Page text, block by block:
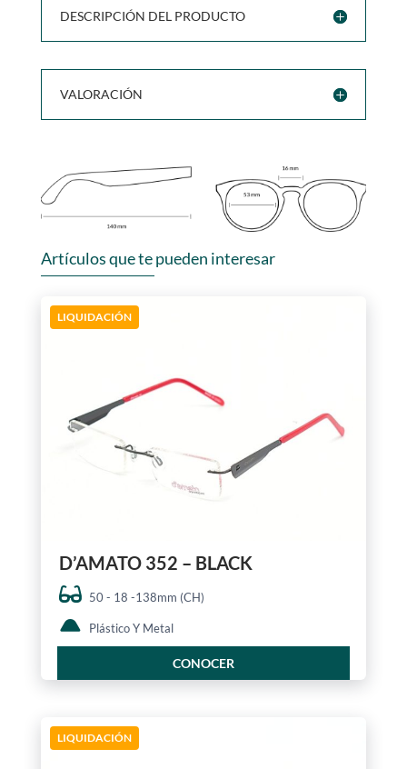
DESCRIPCIÓN DEL PRODUCTO
VALORACIÓN
Artículos que te pueden interesar
LIQUIDACIÓN
D’AMATO 352 – BLACK
50 - 18 -138mm (CH)
Plástico Y Metal
CONOCER
LIQUIDACIÓN